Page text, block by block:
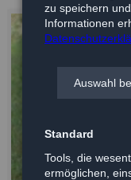
zu speichern
Informationen
Auswahl
Standard
Tools, die
ermöglichen,